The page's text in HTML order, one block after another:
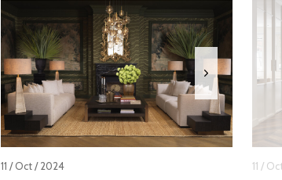
11 / Oct / 2024 11 /